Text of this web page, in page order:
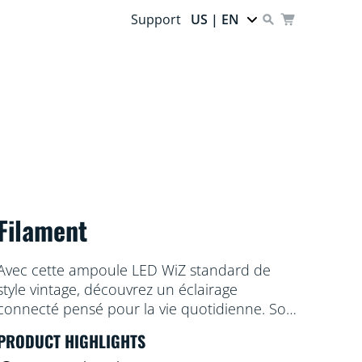
Support US | EN
cette ampoule LED WiZ standard de
vintage, découvrez un éclairage
pensé pour la vie quotidienne. Son
parfaitement vos luminaires
HIGHLIGHTS